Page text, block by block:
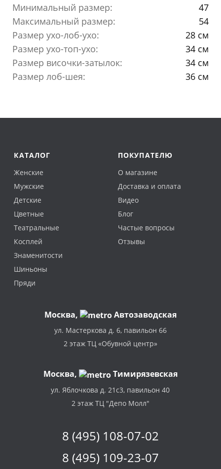
Минимальный размер:
47
Максимальный размер:
54
Размер ухо-лоб-ухо:
28 см
Размер ухо-топ-ухо:
34 см
Размер височки-затылок:
34 см
Размер лоб-шея:
36 см
КАТАЛОГ
Женские
Мужские
Детские
Цветные
Театральные
Косплей
Знаменитости
Шиньоны
Пряди
ПОКУПАТЕЛЮ
О магазине
Доставка и оплата
Видео
Блог
Частые вопросы
Отзывы
Москва, Автозаводская
ул. Мастеркова д. 6, павильон 66
2 этаж ТЦ «Обувной центр»
Москва, Тимирязевская
ул. Яблочкова д. 21с3, павильон 40
2 этаж ТЦ "Депо Молл"
8 (495) 108-07-02
8 (495) 109-23-07